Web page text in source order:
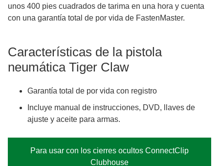
unos 400 pies cuadrados de tarima en una hora y cuenta
con una garantía total de por vida de FastenMaster.
Características de la pistola
neumática Tiger Claw
Garantía total de por vida con registro
Incluye manual de instrucciones, DVD, llaves de
ajuste y aceite para armas.
Para usar con los cierres ocultos ConnectClip
Clubhouse